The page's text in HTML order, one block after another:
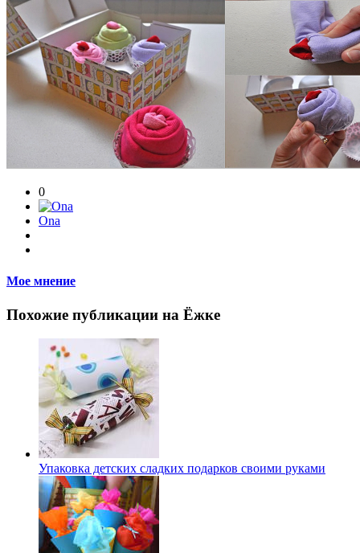
0
Ona
Мое мнение
Похожие публикации на Ёжке
Упаковка детских сладких подарков своими руками